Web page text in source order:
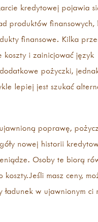
kredytowej pojawia
produktów finansowych,
finansowe. Kilka
koszty i zainicjować język
pożyczki,
lepiej jest szukać
poprawę,
nowej historii
Osoby te biorą
koszty.Jeśli masz ceny,
ładunek w ujawnionym ci